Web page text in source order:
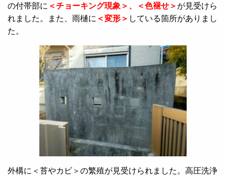
の付帯部に ＜チョーキング現象＞、＜色褪せ＞ が見受けら
れました。また、雨樋に ＜変形＞ している箇所がありまし
た。
外構に＜苔やカビ＞の繁殖が見受けられました。高圧洗浄